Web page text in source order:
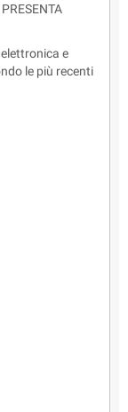
e
le più recenti